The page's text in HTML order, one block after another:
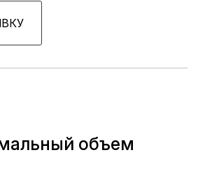
объем